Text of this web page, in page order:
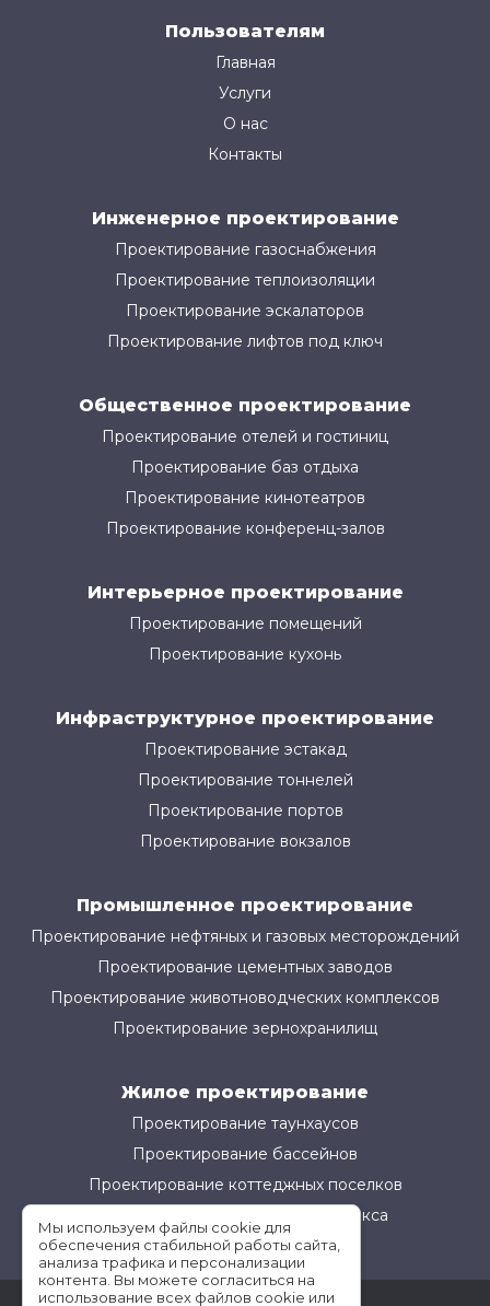
Пользователям
Главная
Услуги
О нас
Контакты
Инженерное проектирование
Проектирование газоснабжения
Проектирование теплоизоляции
Проектирование эскалаторов
Проектирование лифтов под ключ
Общественное проектирование
Проектирование отелей и гостиниц
Проектирование баз отдыха
Проектирование кинотеатров
Проектирование конференц-залов
Интерьерное проектирование
Проектирование помещений
Проектирование кухонь
Инфраструктурное проектирование
Проектирование эстакад
Проектирование тоннелей
Проектирование портов
Проектирование вокзалов
Промышленное проектирование
Проектирование нефтяных и газовых месторождений
Проектирование цементных заводов
Проектирование животноводческих комплексов
Проектирование зернохранилищ
Жилое проектирование
Проектирование таунхаусов
Проектирование бассейнов
Проектирование коттеджных поселков
Проектирование жилого комплекса
Мы используем файлы cookie для
обеспечения стабильной работы сайта,
анализа трафика и персонализации
контента. Вы можете согласиться на
использование всех файлов cookie или